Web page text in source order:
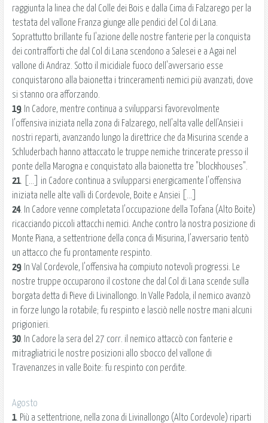
raggiunta la linea che dal Colle dei Bois e dalla Cima di Falzarego per la
testata del vallone Franza giunge alle pendici del Col di Lana.
Soprattutto brillante fu l'azione delle nostre fanterie per la conquista
dei contrafforti che dal Col di Lana scendono a Salesei e a Agai nel
vallone di Andraz. Sotto il micidiale fuoco dell'avversario esse
conquistarono alla baionetta i trinceramenti nemici più avanzati, dove
si stanno ora afforzando.
19. In Cadore, mentre continua a svilupparsi favorevolmente
l'offensiva iniziata nella zona di Falzarego, nell'alta valle dell'Ansiei i
nostri reparti, avanzando lungo la direttrice che da Misurina scende a
Schluderbach hanno attaccato le truppe nemiche trincerate presso il
ponte della Marogna e conquistato alla baionetta tre "blockhouses".
21. [...] in Cadore continua a svilupparsi energicamente l'offensiva
iniziata nelle alte valli di Cordevole, Boite e Ansiei [...]
24. In Cadore venne completata l'occupazione della Tofana (Alto Boite)
ricacciando piccoli attacchi nemici. Anche contro la nostra posizione di
Monte Piana, a settentrione della conca di Misurina, l'avversario tentò
un attacco che fu prontamente respinto.
29. In Val Cordevole, l'offensiva ha compiuto notevoli progressi. Le
nostre truppe occuparono il costone che dal Col di Lana scende sulla
borgata detta di Pieve di Livinallongo. In Valle Padola, il nemico avanzò
in forze lungo la rotabile; fu respinto e lasciò nelle nostre mani alcuni
prigionieri.
30. In Cadore la sera del 27 corr. il nemico attaccò con fanterie e
mitragliatrici le nostre posizioni allo sbocco del vallone di
Travenanzes in valle Boite: fu respinto con perdite.
Agosto
1. Più a settentrione, nella zona di Livinallongo (Alto Cordevole) riparti